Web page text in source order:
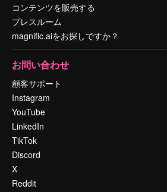
コンテンツを販売する
プレスルーム
magnific.aiをお探しですか？
お問い合わせ
顧客サポート
Instagram
YouTube
LinkedIn
TikTok
Discord
X
Reddit